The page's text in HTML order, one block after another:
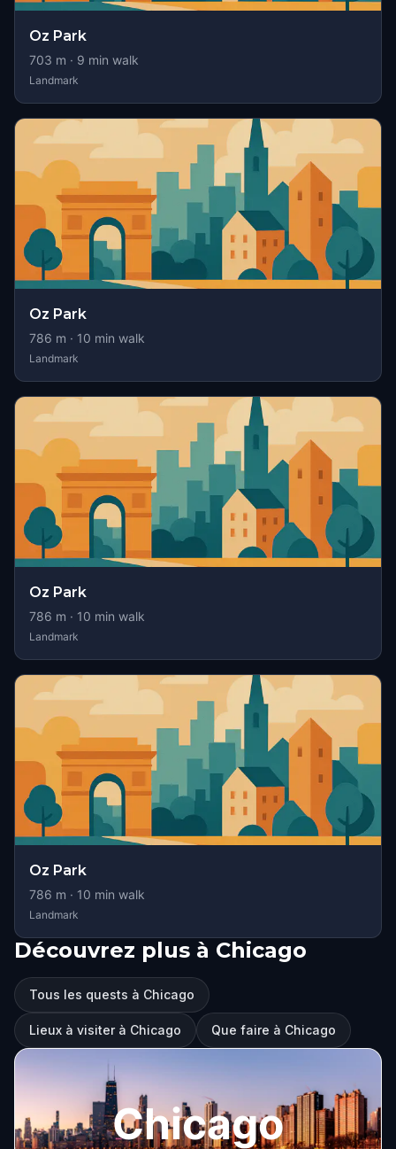
Oz Park
703 m · 9 min walk
Landmark
Oz Park
786 m · 10 min walk
Landmark
Oz Park
786 m · 10 min walk
Landmark
Oz Park
786 m · 10 min walk
Landmark
Découvrez plus à Chicago
Tous les quests à Chicago
Lieux à visiter à Chicago Que faire à Chicago
Chicago